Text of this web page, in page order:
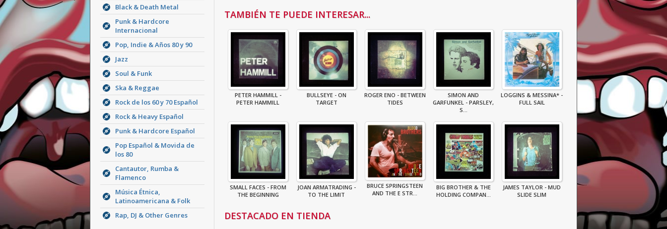
Black & Death Metal
Punk & Hardcore
Internacional
Pop, Indie & Años 80 y 90
Jazz
Soul & Funk
Ska & Reggae
Rock de los 60 y 70 Español
Rock & Heavy Español
Punk & Hardcore Español
Pop Español & Movida de
los 80
Cantautor, Rumba &
Flamenco
Música Étnica,
Latinoamericana & Folk
Rap, DJ & Other Genres
TAMBIÉN TE PUEDE INTERESAR...
PETER HAMMILL -
PETER HAMMILL
BULLSEYE - ON
TARGET
ROGER ENO - BETWEEN
TIDES
SIMON AND
GARFUNKEL - PARSLEY,
S...
LOGGINS & MESSINA* -
FULL SAIL
SMALL FACES - FROM
THE BEGINNING
JOAN ARMATRADING -
TO THE LIMIT
BRUCE SPRINGSTEEN
AND THE E STR...
BIG BROTHER & THE
HOLDING COMPAN...
JAMES TAYLOR - MUD
SLIDE SLIM
DESTACADO EN TIENDA